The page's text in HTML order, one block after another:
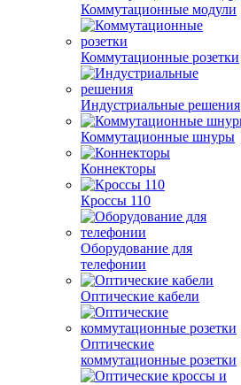
Коммутационные модули
Коммутационные розетки
Индустриальные решения
Коммутационные шнуры
Коннекторы
Кроссы 110
Оборудование для
телефонии
Оптические кабели
Оптические
коммутационные розетки